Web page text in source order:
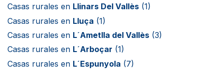
Casas rurales en Llinars Del Vallès (1)
Casas rurales en Lluça (1)
Casas rurales en L´Ametlla del Vallès (3)
Casas rurales en L´Arboçar (1)
Casas rurales en L´Espunyola (7)